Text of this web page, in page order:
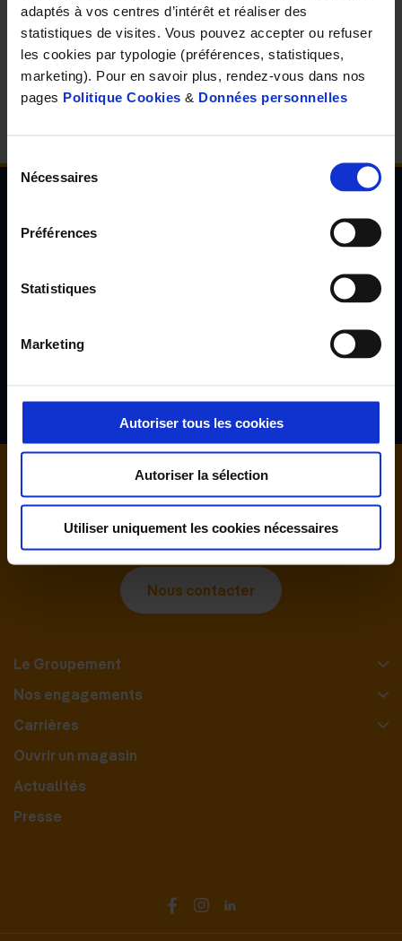
adaptés à vos centres d’intérêt et réaliser des
statistiques de visites. Vous pouvez accepter ou refuser
les cookies par typologie (préférences, statistiques,
marketing). Pour en savoir plus, rendez-vous dans nos
pages Politique Cookies & Données personnelles
Nécessaires
Préférences
Statistiques
Marketing
Autoriser tous les cookies
Autoriser la sélection
Utiliser uniquement les cookies nécessaires
Cet article vous a plu ?
Partagez le
Nous contacter
Le Groupement
Nos engagements
Carrières
Ouvrir un magasin
Actualités
Presse
Newsletter de l'Observatoire de la santé Visuelle
Inscrivez-vous à la newsletter de l'Observatoire de la santé
visuelle et auditive et découvrez les résultats d'études inédites,